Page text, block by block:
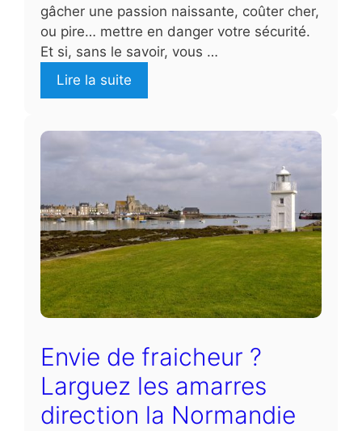
gâcher une passion naissante, coûter cher,
ou pire… mettre en danger votre sécurité.
Et si, sans le savoir, vous …
Lire la suite
Envie de fraicheur ?
Larguez les amarres
direction la Normandie